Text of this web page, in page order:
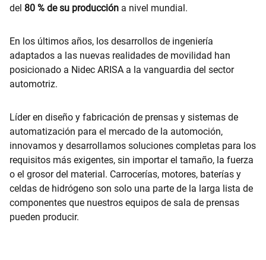
del 80 % de su producción a nivel mundial.
En los últimos años, los desarrollos de ingeniería
adaptados a las nuevas realidades de movilidad han
posicionado a Nidec ARISA a la vanguardia del sector
automotriz.
Líder en diseño y fabricación de prensas y sistemas de
automatización para el mercado de la automoción,
innovamos y desarrollamos soluciones completas para los
requisitos más exigentes, sin importar el tamaño, la fuerza
o el grosor del material. Carrocerías, motores, baterías y
celdas de hidrógeno son solo una parte de la larga lista de
componentes que nuestros equipos de sala de prensas
pueden producir.